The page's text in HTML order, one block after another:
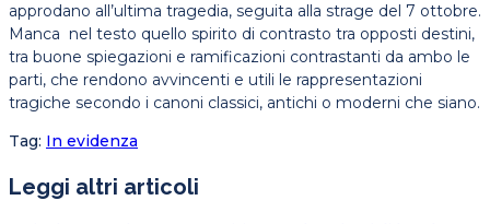
approdano all’ultima tragedia, seguita alla strage del 7 ottobre.
Manca nel testo quello spirito di contrasto tra opposti destini,
tra buone spiegazioni e ramificazioni contrastanti da ambo le
parti, che rendono avvincenti e utili le rappresentazioni
tragiche secondo i canoni classici, antichi o moderni che siano.
Tag: In evidenza
Leggi altri articoli